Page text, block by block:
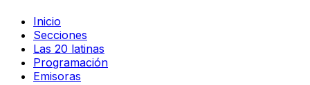
Inicio
Secciones
Las 20 latinas
Programación
Emisoras